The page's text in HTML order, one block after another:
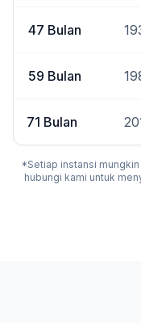
47 Bulan
59 Bulan
71 Bulan
*Setiap instansi
hubungi kami untuk